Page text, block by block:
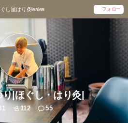
し屋はり灸lealea フォロー
|ほぐし・はり灸|
112 55